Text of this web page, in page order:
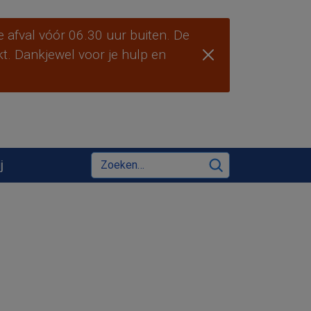
afval vóór 06.30 uur buiten. De
Dankjewel voor je hulp en
Zoeken
Zoeken